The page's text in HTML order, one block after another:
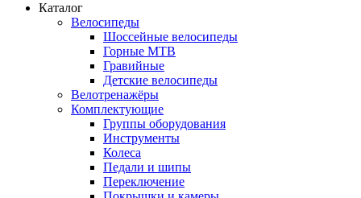
Каталог
Велосипеды
Шоссейные велосипеды
Горные МTB
Гравийные
Детские велосипеды
Велотренажёры
Комплектующие
Группы оборудования
Инструменты
Колеса
Педали и шипы
Переключение